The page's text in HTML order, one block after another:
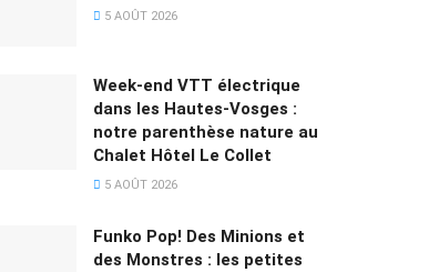
5 AOÛT 2026
Week-end VTT électrique
dans les Hautes-Vosges :
notre parenthèse nature au
Chalet Hôtel Le Collet
5 AOÛT 2026
Funko Pop! Des Minions et
des Monstres : les petites